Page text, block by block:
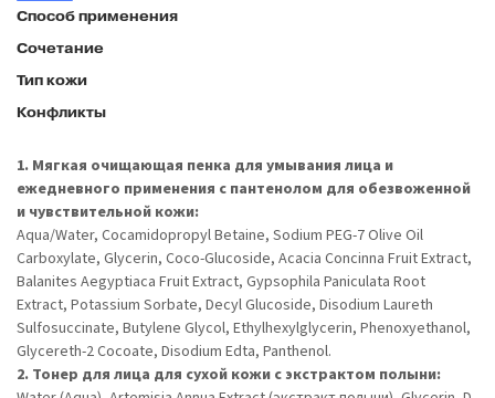
Способ применения
Сочетание
Тип кожи
Конфликты
1. Мягкая очищающая пенка для умывания лица и
ежедневного применения с пантенолом для обезвоженной
и чувствительной кожи:
Aqua/Water, Cocamidopropyl Betaine, Sodium PEG-7 Оlive Oil
Carboxylate, Glycerin, Coco-Glucoside, Acacia Concinna Fruit Extract,
Balanites Aegyptiaca Fruit Extract, Gypsophila Paniculata Root
Extract, Potassium Sorbate, Decyl Glucoside, Disodium Laureth
Sulfosuccinate, Butylene Glycol, Ethylhexylglycerin, Phenoxyethanol,
Glycereth-2 Cocoate, Disodium Edta, Panthenol.
2. Тонер для лица для сухой кожи c экстрактом полыни: